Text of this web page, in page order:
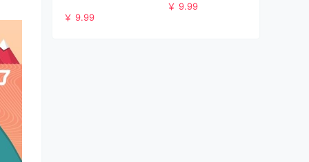
￥ 9.99
￥ 9.99